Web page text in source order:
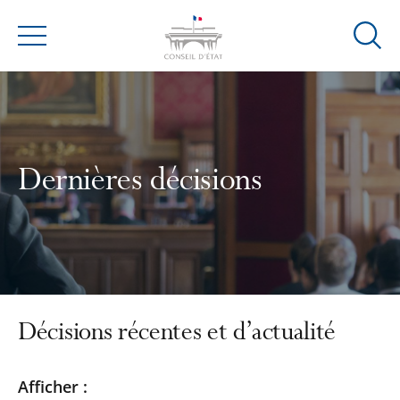
Menu
Ouvrir
Dernières décisions
Décisions récentes et d’actualité
Passer
Passer
Afficher :